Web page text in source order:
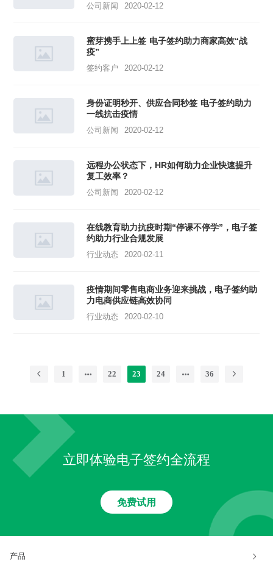
公司新闻 2020-02-12
蜜芽携手上上签 电子签约助力商家高效“战
疫”
签约客户 2020-02-12
身份证明秒开、供应合同秒签 电子签约助力
一线抗击疫情
公司新闻 2020-02-12
远程办公状态下，HR如何助力企业快速提升
复工效率？
公司新闻 2020-02-12
在线教育助力抗疫时期“停课不停学”，电子签
约助力行业合规发展
行业动态 2020-02-11
疫情期间零售电商业务迎来挑战，电子签约助
力电商供应链高效协同
行业动态 2020-02-10
1 22 23 24 36
立即体验电子签约全流程
免费试用
产品